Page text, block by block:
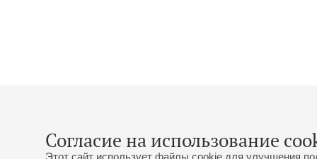
Согласие на использование
Этот сайт использует файлы cookie для улучшения